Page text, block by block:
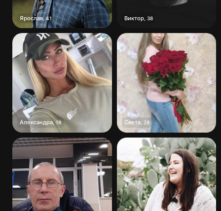
Ярослав,41 Виктор, 38
Александра,19 Света, 28